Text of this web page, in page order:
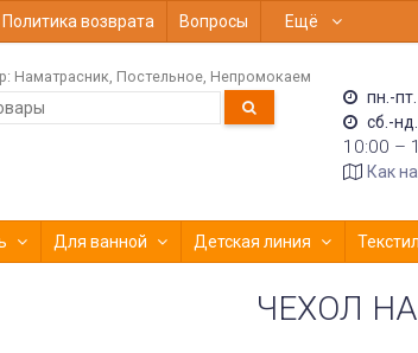
Политика возврата Вопросы Ещё
Наматрасник Постельное Непромокаем
пн.-пт.
сб.-
10:00 –
Как
Для ванной Детская линия
ЧЕХОЛ НА